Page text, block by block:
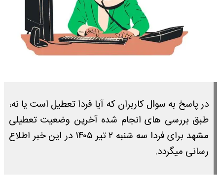
در پاسخ به سوال کاربران که آیا فردا تعطیل است یا نه،
طبق بررسی های انجام شده آخرین وضعیت تعطیلی
مشهد برای فردا سه شنبه ۲ تیر ۱۴۰۵ در این خبر اطلاع
رسانی میگردد.